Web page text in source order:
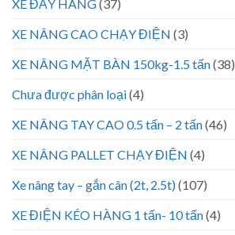
XE ĐẨY HÀNG(37)
XE NÂNG CAO CHẠY ĐIỆN (3)
XE NÂNG MẶT BÀN 150kg-1.5 tấn(38)
Chưa được phân loại(4)
XE NÂNG TAY CAO 0.5 tấn – 2 tấn(46)
XE NÂNG PALLET CHẠY ĐIỆN (4)
Xe nâng tay – gắn cân (2t, 2.5t)(107)
XE ĐIỆN KÉO HÀNG 1 tấn- 10 tấn(4)